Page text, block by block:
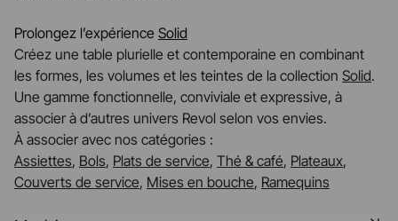
Prolongez l’expérience Solid
Créez une table plurielle et contemporaine en combinant
les formes, les volumes et les teintes de la collection Solid.
Une gamme fonctionnelle, conviviale et expressive, à
associer à d’autres univers Revol selon vos envies.
À associer avec nos catégories :
Assiettes, Bols, Plats de service, Thé & café, Plateaux,
Couverts de service, Mises en bouche, Ramequins